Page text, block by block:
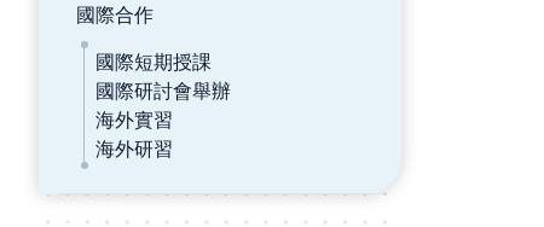
國際合作
國際短期授課
國際研討會舉辦
海外實習
海外研習